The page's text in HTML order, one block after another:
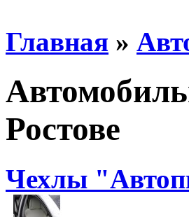
Главная »
Ростове
Чехлы